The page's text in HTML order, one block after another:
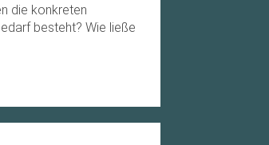
die konkreten
besteht? Wie ließe